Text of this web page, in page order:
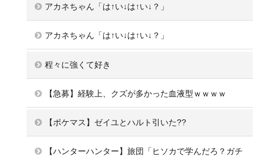
アカネちゃん「は↑い↓は↑い↓？」
アカネちゃん「は↑い↓は↑い↓？」
程々に強くて好き
【急募】経験上、クズが多かった血液型ｗｗｗｗ
【ポケマス】ゼイユとハルト引いた??
【ハンターハンター】旅団「ヒソカで学んだろ？ガチ